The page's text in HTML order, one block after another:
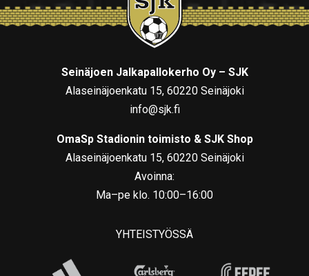
Seinäjoen Jalkapallokerho Oy – SJK
Alaseinäjoenkatu 15, 60220 Seinäjoki
info@sjk.fi
OmaSp Stadionin toimisto & SJK Shop
Alaseinäjoenkatu 15, 60220 Seinäjoki
Avoinna:
Ma–pe klo. 10:00–16:00
YHTEISTYÖSSÄ